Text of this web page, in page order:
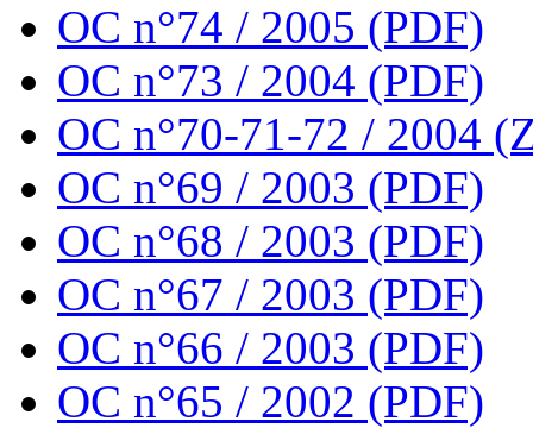
OC n°74 / 2005 (PDF)
OC n°73 / 2004 (PDF)
OC n°70-71-72 / 2004
OC n°69 / 2003 (PDF)
OC n°68 / 2003 (PDF)
OC n°67 / 2003 (PDF)
OC n°66 / 2003 (PDF)
OC n°65 / 2002 (PDF)